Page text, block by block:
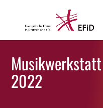
2022